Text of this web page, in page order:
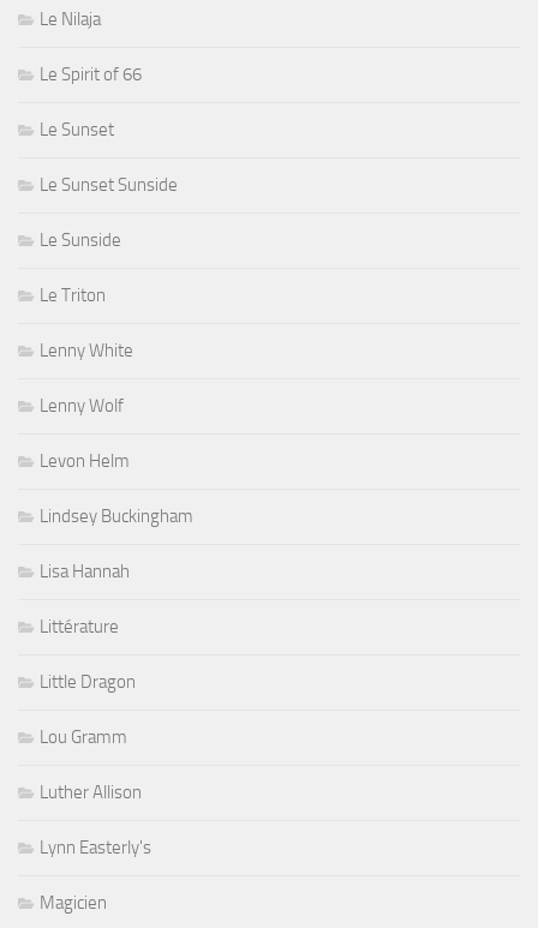
Le Nilaja
Le Spirit of 66
Le Sunset
Le Sunset Sunside
Le Sunside
Le Triton
Lenny White
Lenny Wolf
Levon Helm
Lindsey Buckingham
Lisa Hannah
Littérature
Little Dragon
Lou Gramm
Luther Allison
Lynn Easterly's
Magicien